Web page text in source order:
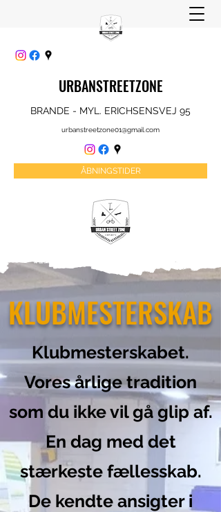
URBANSTREETZONE
BRANDE - MYL. ERICHSENSVEJ 95
urbanstreetzone01@gmail.com
ÅBNINGSTIDER
KLUBMESTERSKAB
Klubmesterskabet.
Vores årlige tradition
som du ikke vil gå glip af.
En dag med det
stærkeste fællesskab.
De kendte ansigter i